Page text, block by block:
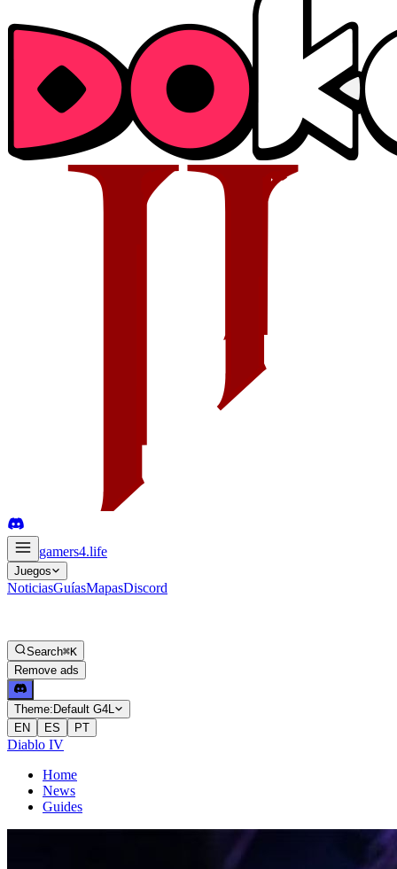
gamers4.life
Juegos
NoticiasGuíasMapasDiscord
Search⌘K
Remove ads
Theme: Default G4L
EN
ES PT
Diablo IV
Home
News
Guides